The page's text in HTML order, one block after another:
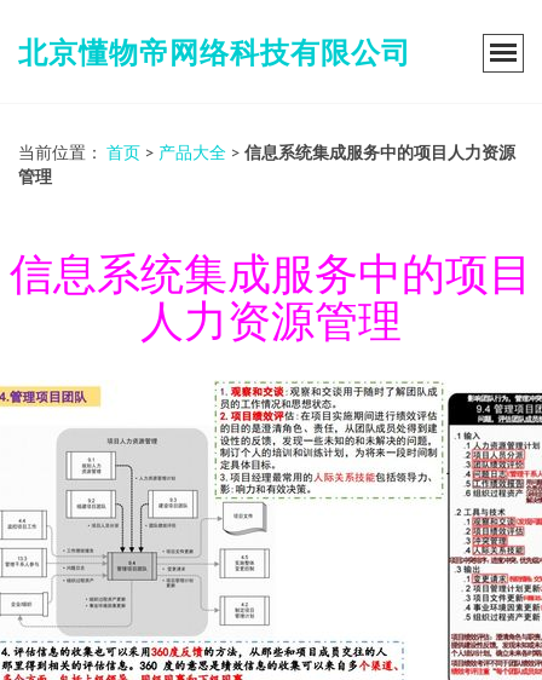
北京懂物帝网络科技有限公司
当前位置： 首页 > 产品大全 > 信息系统集成服务中的项目人力资源
管理
信息系统集成服务中的项目
人力资源管理